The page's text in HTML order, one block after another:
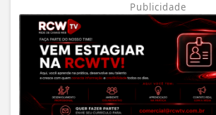
Publicidade